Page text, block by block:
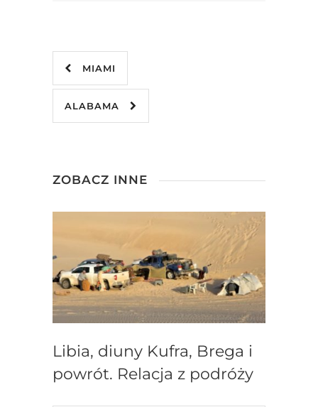
MIAMI
ALABAMA
ZOBACZ INNE
Libia, diuny Kufra, Brega i
powrót. Relacja z podróży